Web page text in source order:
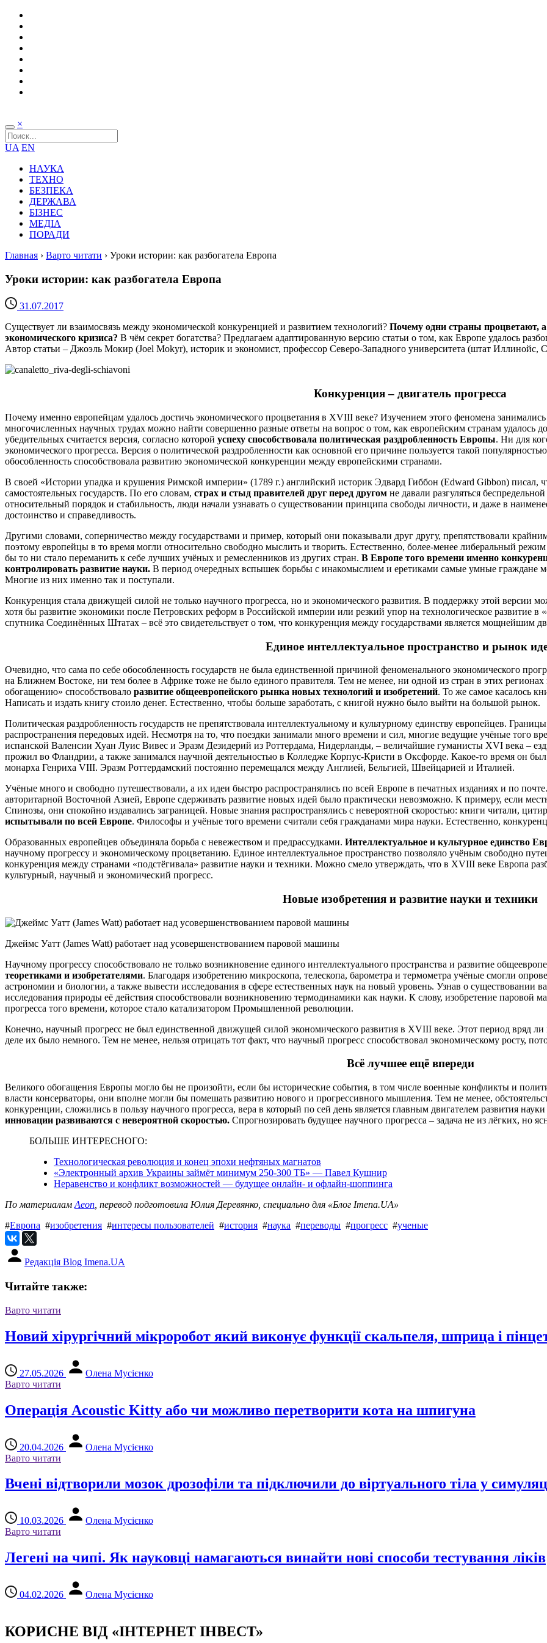
×
UA EN
НАУКА
ТЕХНО
БЕЗПЕКА
ДЕРЖАВА
БІЗНЕС
МЕДІА
ПОРАДИ
Главная › Варто читати › Уроки истории: как разбогатела Европа
Уроки истории: как разбогатела Европа
31.07.2017
Существует ли взаимосвязь между экономической конкуренцией и развитием технологий? Почему одни страны процветают,
экономического кризиса? В чём секрет богатства? Предлагаем адаптированную версию статьи о том, как Европе удалось
Автор статьи – Джоэль Мокир (Joel Mokyr), историк и экономист, профессор Северо-Западного университета (штат
Конкуренция – двигатель прогресса
Почему именно европейцам удалось достичь экономического процветания в XVIII веке? Изучением этого феномена
многочисленных научных трудах можно найти совершенно разные ответы на вопрос о том, как европейским странам удалось
убедительных считается версия, согласно которой успеху способствовала политическая раздробленность Европы. Ни для
экономического прогресса. Версия о политической раздробленности как основной его причине пользуется такой
обособленность способствовала развитию экономической конкуренции между европейскими странами.
В своей «Истории упадка и крушения Римской империи» (1789 г.) английский историк Эдвард Гиббон (Edward Gibbon) писал,
самостоятельных государств. По его словам, страх и стыд правителей друг перед другом не давали разгуляться
относительный порядок и стабильность, люди начали узнавать о существовании принципа свободы личности, и даже в
достоинство и справедливость.
Другими словами, соперничество между государствами и пример, который они показывали друг другу, препятствовали
поэтому европейцы в то время могли относительно свободно мыслить и творить. Естественно, более-менее либеральный
бы то ни стало переманить к себе лучших учёных и ремесленников из других стран. В Европе того времени именно
контролировать развитие науки. В период очередных вспышек борьбы с инакомыслием и еретиками самые умные граждане
Многие из них именно так и поступали.
Конкуренция стала движущей силой не только научного прогресса, но и экономического развития. В поддержку этой версии
хотя бы развитие экономики после Петровских реформ в Российской империи или резкий упор на технологическое развитие
спутника Соединённых Штатах – всё это свидетельствует о том, что конкуренция между государствами является мощнейшим
Единое интеллектуальное пространство и рынок
Очевидно, что сама по себе обособленность государств не была единственной причиной феноменального экономического
на Ближнем Востоке, ни тем более в Африке тоже не было единого правителя. Тем не менее, ни одной из стран в этих регионах
обогащению» способствовало развитие общеевропейского рынка новых технологий и изобретений. То же самое касалось
Написать и издать книгу стоило денег. Естественно, чтобы больше заработать, с книгой нужно было выйти на большой рынок.
Политическая раздробленность государств не препятствовала интеллектуальному и культурному единству европейцев.
распространения передовых идей. Несмотря на то, что поездки занимали много времени и сил, многие ведущие учёные того
испанской Валенсии Хуан Луис Вивес и Эразм Дезидерий из Роттердама, Нидерланды, – величайшие гуманисты XVI века –
прожил во Фландрии, а также занимался научной деятельностью в Колледже Корпус-Кристи в Оксфорде. Какое-то время он
монарха Генриха VIII. Эразм Роттердамский постоянно перемещался между Англией, Бельгией, Швейцарией и Италией.
Учёные много и свободно путешествовали, а их идеи быстро распространялись по всей Европе в печатных изданиях и по
авторитарной Восточной Азией, Европе сдерживать развитие новых идей было практически невозможно. К примеру, если
Спинозы, они спокойно издавались заграницей. Новые знания распространялись с невероятной скоростью: книги читали,
испытывали по всей Европе. Философы и учёные того времени считали себя гражданами мира науки. Естественно,
Образованных европейцев объединяла борьба с невежеством и предрассудками. Интеллектуальное и культурное единство
научному прогрессу и экономическому процветанию. Единое интеллектуальное пространство позволяло учёным свободно
конкуренция между странами «подстёгивала» развитие науки и техники. Можно смело утверждать, что в XVIII веке Европа
культурный, научный и экономический прогресс.
Новые изобретения и развитие науки и техники
Джеймс Уатт (James Watt) работает над усовершенствованием паровой машины
Научному прогрессу способствовало не только возникновение единого интеллектуального пространства и развитие
теоретиками и изобретателями. Благодаря изобретению микроскопа, телескопа, барометра и термометра учёные смогли
астрономии и биологии, а также вывести исследования в сфере естественных наук на новый уровень. Узнав о
исследования природы её действия способствовали возникновению термодинамики как науки. К слову, изобретение
прогресса того времени, которое стало катализатором Промышленной революции.
Конечно, научный прогресс не был единственной движущей силой экономического развития в XVIII веке. Этот период вряд
деле их было немного. Тем не менее, нельзя отрицать тот факт, что научный прогресс способствовал экономическому росту,
Всё лучшее ещё впереди
Великого обогащения Европы могло бы не произойти, если бы исторические события, в том числе военные конфликты и
власти консерваторы, они вполне могли бы помешать развитию нового и прогрессивного мышления. Тем не менее,
конкуренции, сложились в пользу научного прогресса, вера в который по сей день является главным двигателем развития
инновации развиваются с невероятной скоростью. Спрогнозировать будущее научного прогресса – задача не из лёгких, но
БОЛЬШЕ ИНТЕРЕСНОГО:
Технологическая революция и конец эпохи нефтяных магнатов
«Электронный архив Украины займёт минимум 250-300 ТБ» — Павел Кушнир
Неравенство и конфликт возможностей — будущее онлайн- и офлайн-шоппинга
По материалам Aeon , перевод подготовила Юлия Деревянко, специально для «Блог Imena.UA»
#Европа #изобретения #интересы пользователей #история #наука #переводы #прогресс #ученые
Редакція Blog Imena.UA
Читайте также:
Варто читати
Новий хірургічний мікроробот який виконує функції скальпеля, шприца і
27.05.2026
Олена Мусієнко
Варто читати
Операція Acoustic Kitty або чи можливо перетворити кота на шпигуна
20.04.2026
Олена Мусієнко
Варто читати
Вчені відтворили мозок дрозофіли та підключили до віртуального тіла у
10.03.2026
Олена Мусієнко
Варто читати
Легені на чипі. Як науковці намагаються винайти нові способи тестування ліків
04.02.2026 Олена Мусієнко
КОРИСНЕ ВІД «ІНТЕРНЕТ ІНВЕСТ»